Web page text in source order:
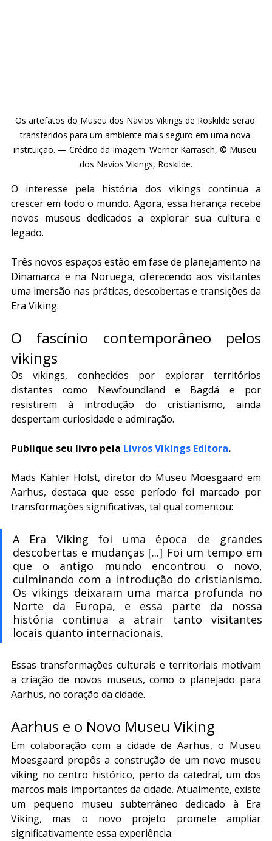
Os artefatos do Museu dos Navios Vikings de Roskilde serão
transferidos para um ambiente mais seguro em uma nova
instituição. — Crédito da Imagem: Werner Karrasch, © Museu
dos Navios Vikings, Roskilde.
O interesse pela história dos vikings continua a
crescer em todo o mundo. Agora, essa herança recebe
novos museus dedicados a explorar sua cultura e
legado.
Três novos espaços estão em fase de planejamento na
Dinamarca e na Noruega, oferecendo aos visitantes
uma imersão nas práticas, descobertas e transições da
Era Viking.
O fascínio contemporâneo pelos
vikings
Os vikings, conhecidos por explorar territórios
distantes como Newfoundland e Bagdá e por
resistirem à introdução do cristianismo, ainda
despertam curiosidade e admiração.
Publique seu livro pela Livros Vikings Editora.
Mads Kähler Holst, diretor do Museu Moesgaard em
Aarhus, destaca que esse período foi marcado por
transformações significativas, tal qual comentou:
A Era Viking foi uma época de grandes
descobertas e mudanças [...] Foi um tempo em
que o antigo mundo encontrou o novo,
culminando com a introdução do cristianismo.
Os vikings deixaram uma marca profunda no
Norte da Europa, e essa parte da nossa
história continua a atrair tanto visitantes
locais quanto internacionais.
Essas transformações culturais e territoriais motivam
a criação de novos museus, como o planejado para
Aarhus, no coração da cidade.
Aarhus e o Novo Museu Viking
Em colaboração com a cidade de Aarhus, o Museu
Moesgaard propôs a construção de um novo museu
viking no centro histórico, perto da catedral, um dos
marcos mais importantes da cidade. Atualmente, existe
um pequeno museu subterrâneo dedicado à Era
Viking, mas o novo projeto promete ampliar
significativamente essa experiência.